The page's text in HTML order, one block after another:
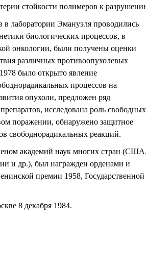
стойкости полимеров к
в лаборатории Эмануэля проводились
биологических процессов, в
онкологии, были получены оценки
различных противоопухолевых
было открыто явление
процессов на
опухоли, предложен ряд
исследована роль свободных
поражении, обнаружено защитное
свободнорадикальных реакций.
академий наук многих стран (США,
и др.), был награжден орденами и
премии 1958, Государственной
8 декабря 1984.